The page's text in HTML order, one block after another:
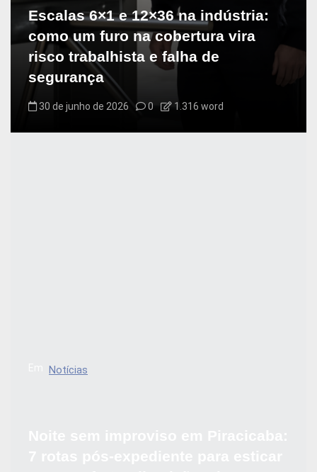
Escalas 6×1 e 12×36 na indústria:
como um furo na cobertura vira
risco trabalhista e falha de
segurança
30 de junho de 2026 0 1.316 word
Notícias